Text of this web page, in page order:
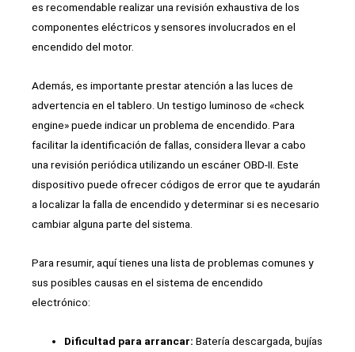
es recomendable realizar una revisión exhaustiva de los
componentes eléctricos y sensores involucrados en el
encendido del motor.
Además, es importante prestar atención a las luces de
advertencia en el tablero. Un testigo luminoso de «check
engine» puede indicar un problema de encendido. Para
facilitar la identificación de fallas, considera llevar a cabo
una revisión periódica utilizando un escáner OBD-II. Este
dispositivo puede ofrecer códigos de error que te ayudarán
a localizar la falla de encendido y determinar si es necesario
cambiar alguna parte del sistema.
Para resumir, aquí tienes una lista de problemas comunes y
sus posibles causas en el sistema de encendido
electrónico:
Dificultad para arrancar: Batería descargada, bujías